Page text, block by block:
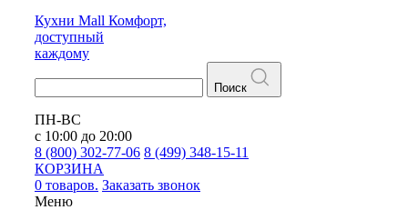
Кухни Mall Комфорт,
доступный
каждому
Поиск
ПН-ВС
с 10:00 до 20:00
8 (800) 302-77-06 8 (499) 348-15-11
КОРЗИНА
0 товаров. Заказать звонок
Меню